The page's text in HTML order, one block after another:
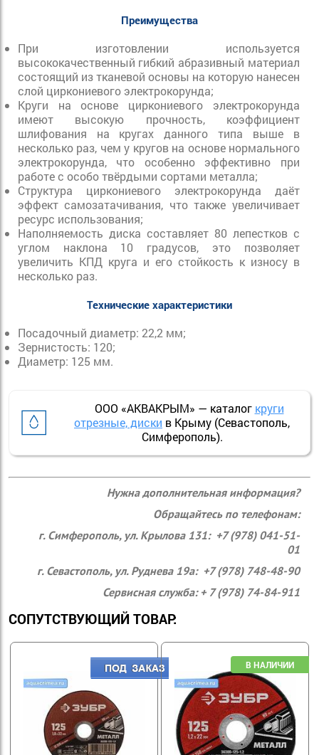
Преимущества
При изготовлении используется
высококачественный гибкий абразивный материал
состоящий из тканевой основы на которую нанесен
слой циркониевого электрокорунда;
Круги на основе циркониевого электрокорунда
имеют высокую прочность, коэффициент
шлифования на кругах данного типа выше в
несколько раз, чем у кругов на основе нормального
электрокорунда, что особенно эффективно при
работе с особо твёрдыми сортами металла;
Структура циркониевого электрокорунда даёт
эффект самозатачивания, что также увеличивает
ресурс использования;
Наполняемость диска составляет 80 лепестков с
углом наклона 10 градусов, это позволяет
увеличить КПД круга и его стойкость к износу в
несколько раз.
Технические характеристики
Посадочный диаметр: 22,2 мм;
Зернистость: 120;
Диаметр: 125 мм.
ООО «АКВАКРЫМ» — каталог круги
отрезные, диски в Крыму (Севастополь,
Симферополь).
Нужна дополнительная информация?
Обращайтесь по телефонам:
г. Симферополь, ул. Крылова 131: +7 (978) 041-51-
01
г. Севастополь, ул. Руднева 19а: +7 (978) 748-48-90
Сервисная служба: + 7 (978) 74-84-911
СОПУТСТВУЮЩИЙ ТОВАР: